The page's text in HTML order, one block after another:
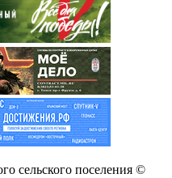
сельского поселения ©